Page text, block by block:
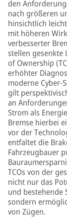
den
nach größeren
hinsichtlich
mit höheren
verbesserter
stellen gesenkte
of Ownership
erhöhter
moderne Cyber-
gilt
an
Strom als
Bremse hierbei
vor der
entfaltet die
Fahrzeugbauer
TCOs von der
nicht nur das
und bestehende
sondern
von Zügen.